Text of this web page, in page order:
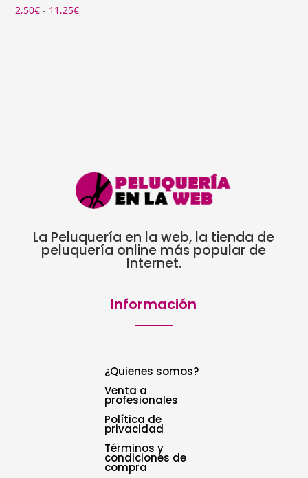
2,50€ - 11,25€Rango
La Peluquería en la web, la tienda de
peluquería online más popular de
Internet.
Información
¿Quienes somos?
Venta a
profesionales
Política de
privacidad
Términos y
condiciones de
compra